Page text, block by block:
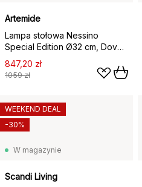
Artemide
Lampa stołowa Nessino
Special Edition Ø32 cm, Dove
Blue
847,20 zł
1059 zł
W magazynie
Scandi Living
WEEKEND DEAL
-30%